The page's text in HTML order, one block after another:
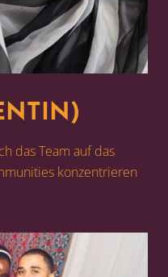
das Team auf das
konzentrieren